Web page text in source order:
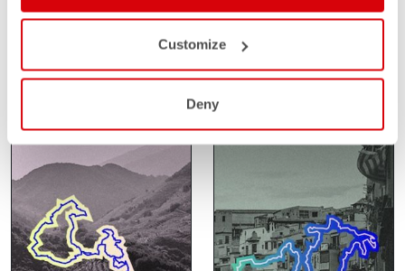
Customize
Deny
FEBRUARY 14-15
SPAIN
FEBRUARY 24-27
SAHARA